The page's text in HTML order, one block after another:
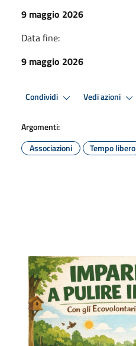
9 maggio 2026
Data fine:
9 maggio 2026
Condividi Vedi azioni
Argomenti:
Associazioni
Tempo libero